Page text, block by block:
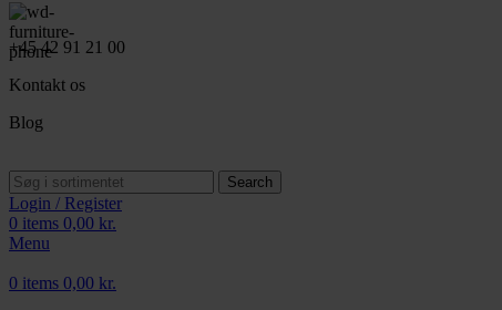
+45 42 91 21 00
Kontakt os
Blog
Search
Login / Register
0 items 0,00 kr.
Menu
0 items 0,00 kr.